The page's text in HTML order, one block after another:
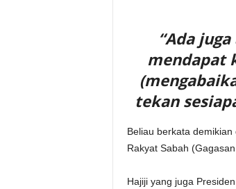
“Ada
mendapat
tekan
Beliau berkata
Rakyat Sabah
Hajiji yang juga